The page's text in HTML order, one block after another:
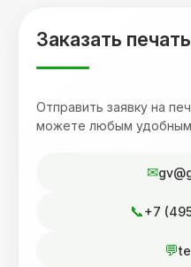
Заказать
Отправить заявку на
можете любым удобным
+7